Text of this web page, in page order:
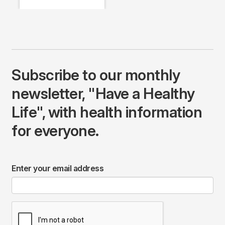
Subscribe to our monthly
newsletter, "Have a Healthy
Life", with health information
for everyone.
Enter your email address